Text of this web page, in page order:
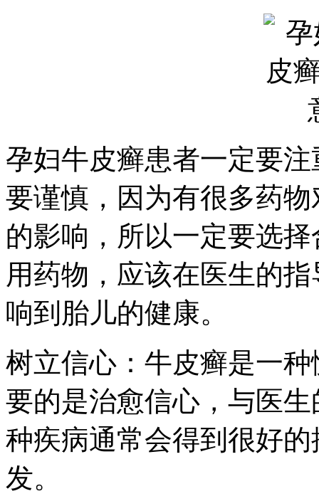
孕妇牛皮癣患者一定要
要谨慎，因为有很多药
的影响，所以一定要选
用药物，应该在医生的
响到胎儿的健康。
树立信心：牛皮癣是一
要的是治愈信心，与医
种疾病通常会得到很好
发。